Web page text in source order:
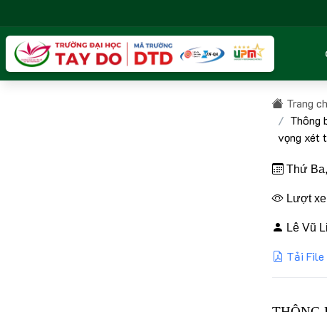
Trang
Thông
vọng xét
Thứ
Lượt
Lê Vũ
Tải File